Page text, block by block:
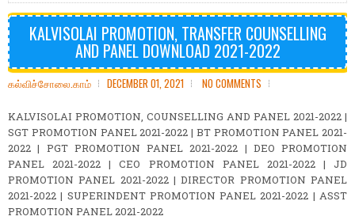
KALVISOLAI PROMOTION, TRANSFER COUNSELLING
AND PANEL DOWNLOAD 2021-2022
கல்விச்சோலை.காம் DECEMBER 01, 2021 NO COMMENTS
KALVISOLAI PROMOTION, COUNSELLING AND PANEL 2021-2022 |
SGT PROMOTION PANEL 2021-2022 | BT PROMOTION PANEL 2021-
2022 | PGT PROMOTION PANEL 2021-2022 | DEO PROMOTION
PANEL 2021-2022 | CEO PROMOTION PANEL 2021-2022 | JD
PROMOTION PANEL 2021-2022 | DIRECTOR PROMOTION PANEL
2021-2022 | SUPERINDENT PROMOTION PANEL 2021-2022 | ASST
PROMOTION PANEL 2021-2022